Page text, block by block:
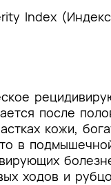
Index
после
кожи,
в
ходов и